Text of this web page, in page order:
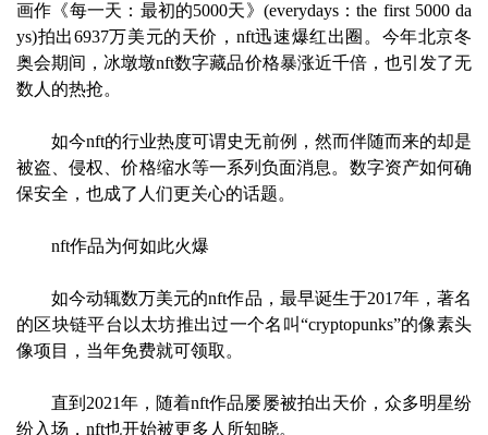
画作《每一天：最初的5000天》(everydays：the first 5000 da
ys)拍出6937万美元的天价，nft迅速爆红出圈。今年北京冬
奥会期间，冰墩墩nft数字藏品价格暴涨近千倍，也引发了无
数人的热抢。
如今nft的行业热度可谓史无前例，然而伴随而来的却是
被盗、侵权、价格缩水等一系列负面消息。数字资产如何确
保安全，也成了人们更关心的话题。
nft作品为何如此火爆
如今动辄数万美元的nft作品，最早诞生于2017年，著名
的区块链平台以太坊推出过一个名叫“cryptopunks”的像素头
像项目，当年免费就可领取。
直到2021年，随着nft作品屡屡被拍出天价，众多明星纷
纷入场，nft也开始被更多人所知晓。